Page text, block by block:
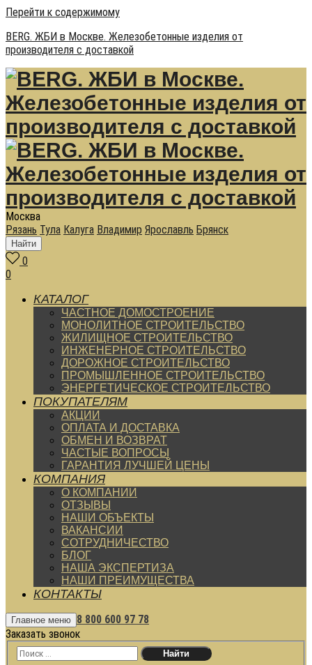
Перейти к содержимому
BERG. ЖБИ в Москве. Железобетонные изделия от
производителя с доставкой
Москва
Рязань Тула Калуга Владимир Ярославль Брянск
Найти
0
0
КАТАЛОГ
ЧАСТНОЕ ДОМОСТРОЕНИЕ
МОНОЛИТНОЕ СТРОИТЕЛЬСТВО
ЖИЛИЩНОЕ СТРОИТЕЛЬСТВО
ИНЖЕНЕРНОЕ СТРОИТЕЛЬСТВО
ДОРОЖНОЕ СТРОИТЕЛЬСТВО
ПРОМЫШЛЕННОЕ СТРОИТЕЛЬСТВО
ЭНЕРГЕТИЧЕСКОЕ СТРОИТЕЛЬСТВО
ПОКУПАТЕЛЯМ
АКЦИИ
ОПЛАТА И ДОСТАВКА
ОБМЕН И ВОЗВРАТ
ЧАСТЫЕ ВОПРОСЫ
ГАРАНТИЯ ЛУЧШЕЙ ЦЕНЫ
КОМПАНИЯ
О КОМПАНИИ
ОТЗЫВЫ
НАШИ ОБЪЕКТЫ
ВАКАНСИИ
СОТРУДНИЧЕСТВО
БЛОГ
НАША ЭКСПЕРТИЗА
НАШИ ПРЕИМУЩЕСТВА
КОНТАКТЫ
Главное меню 8 800 600 97 78
Заказать звонок